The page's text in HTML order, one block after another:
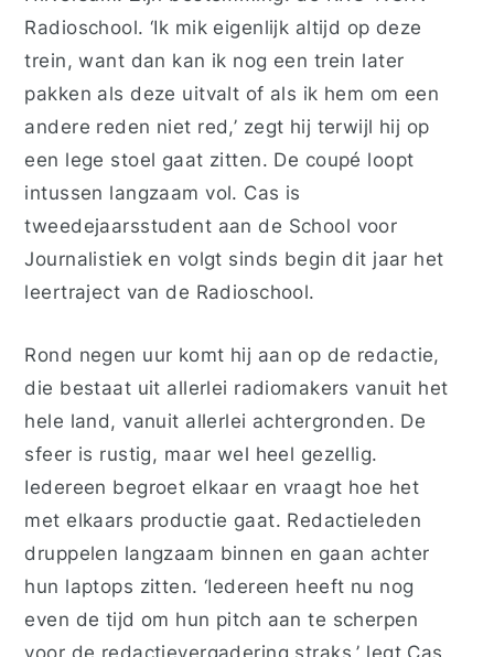
Radioschool. ‘Ik mik eigenlijk altijd op deze
trein, want dan kan ik nog een trein later
pakken als deze uitvalt of als ik hem om een
andere reden niet red,’ zegt hij terwijl hij op
een lege stoel gaat zitten. De coupé loopt
intussen langzaam vol. Cas is
tweedejaarsstudent aan de School voor
Journalistiek en volgt sinds begin dit jaar het
leertraject van de Radioschool.
Rond negen uur komt hij aan op de redactie,
die bestaat uit allerlei radiomakers vanuit het
hele land, vanuit allerlei achtergronden. De
sfeer is rustig, maar wel heel gezellig.
Iedereen begroet elkaar en vraagt hoe het
met elkaars productie gaat. Redactieleden
druppelen langzaam binnen en gaan achter
hun laptops zitten. ‘Iedereen heeft nu nog
even de tijd om hun pitch aan te scherpen
voor de redactievergadering straks,’ legt Cas